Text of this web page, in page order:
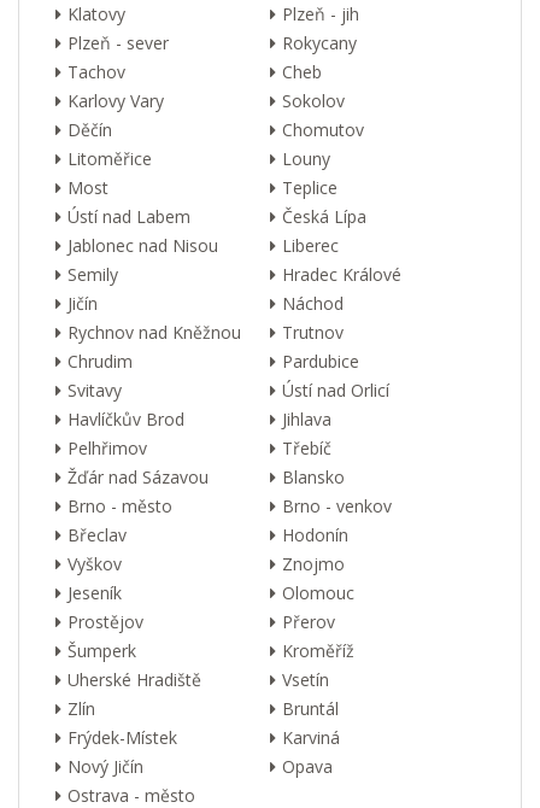
Klatovy
Plzeň - jih
Plzeň - sever
Rokycany
Tachov
Cheb
Karlovy Vary
Sokolov
Děčín
Chomutov
Litoměřice
Louny
Most
Teplice
Ústí nad Labem
Česká Lípa
Jablonec nad Nisou
Liberec
Semily
Hradec Králové
Jičín
Náchod
Rychnov nad Kněžnou
Trutnov
Chrudim
Pardubice
Svitavy
Ústí nad Orlicí
Havlíčkův Brod
Jihlava
Pelhřimov
Třebíč
Žďár nad Sázavou
Blansko
Brno - město
Brno - venkov
Břeclav
Hodonín
Vyškov
Znojmo
Jeseník
Olomouc
Prostějov
Přerov
Šumperk
Kroměříž
Uherské Hradiště
Vsetín
Zlín
Bruntál
Frýdek-Místek
Karviná
Nový Jičín
Opava
Ostrava - město